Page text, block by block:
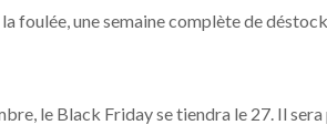
foulée, une semaine complète de
le Black Friday se tiendra le 27. Il